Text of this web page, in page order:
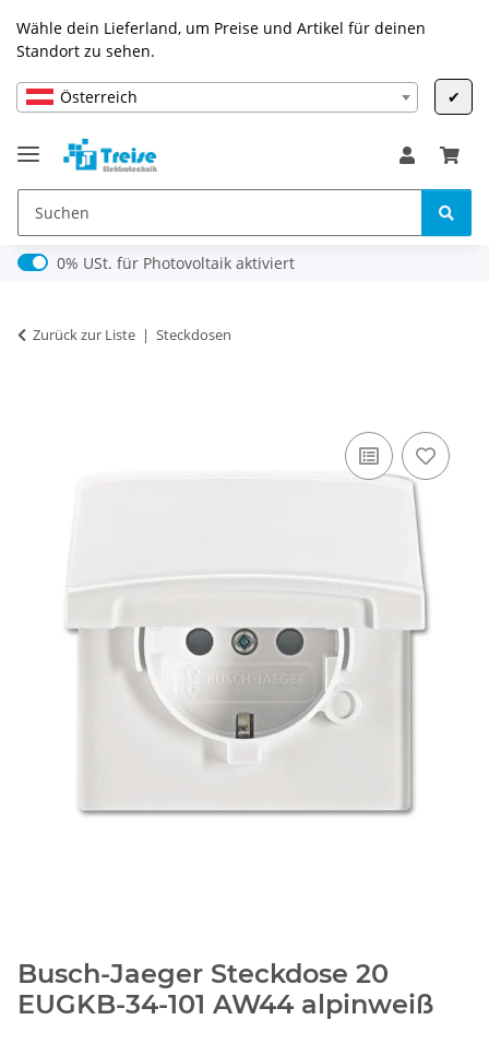
Wähle dein Lieferland, um Preise und Artikel für deinen
Standort zu sehen.
Österreich ✔
0% USt. für Photovoltaik (§ 12 Abs. 3 UStG)
0% USt. für Photovoltaik aktiviert
Zurück zur Liste Steckdosen
Busch-Jaeger Steckdose 20
EUGKB-34-101 AW44 alpinweiß